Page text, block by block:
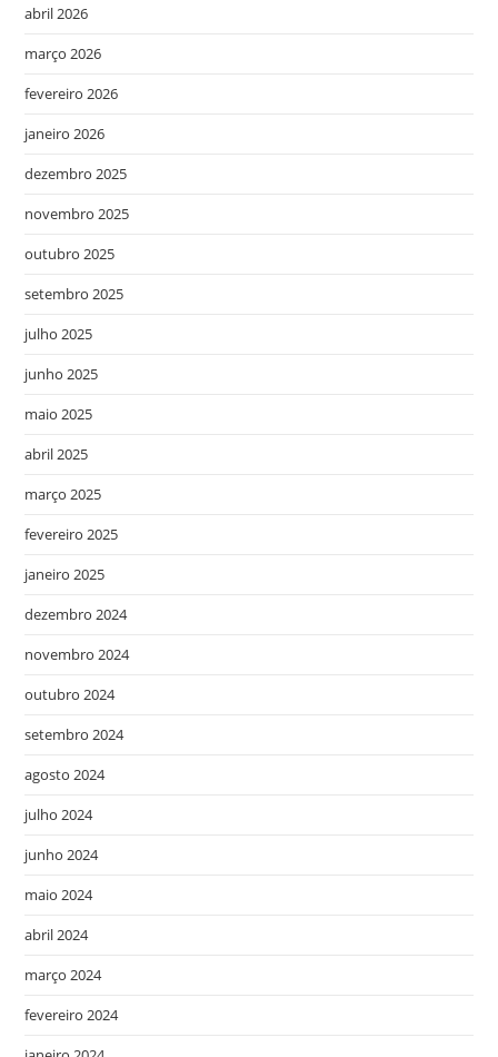
abril 2026
março 2026
fevereiro 2026
janeiro 2026
dezembro 2025
novembro 2025
outubro 2025
setembro 2025
julho 2025
junho 2025
maio 2025
abril 2025
março 2025
fevereiro 2025
janeiro 2025
dezembro 2024
novembro 2024
outubro 2024
setembro 2024
agosto 2024
julho 2024
junho 2024
maio 2024
abril 2024
março 2024
fevereiro 2024